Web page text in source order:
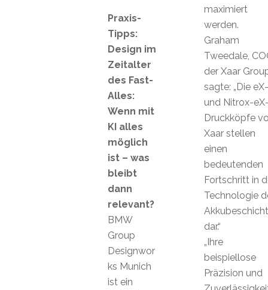
maximiert
werden.
Graham
Tweedale,
der Xaar
sagte: „Die eX-
und Nitrox-
Druckköpfe
Xaar stellen
einen
bedeutenden
Fortschritt in
Technologie
dar.“
„Ihre
beispiellose
Präzision und
Praxis-
Tipps:
Design im
Zeitalter
des Fast-
Alles:
Wenn mit
KI alles
möglich
ist – was
bleibt
dann
relevant?
BMW
Group
Designwor
ks Munich
ist ein